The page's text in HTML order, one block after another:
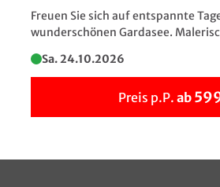
Freuen Sie sich auf entspannte
wunderschönen Gardasee.
Sa. 24.10.2026
Preis p.P. ab